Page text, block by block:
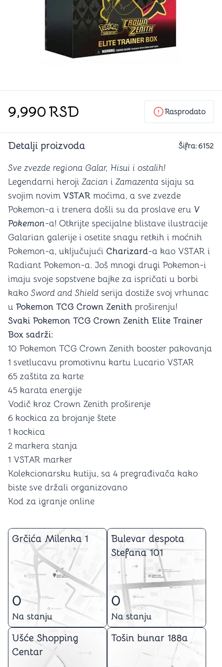
9,990RSD Rasprodato
Detalji proizvoda Šifra:6152
Sve zvezde regiona Galar, Hisui i ostalih!
Legendarni heroji Zacian i Zamazenta sijaju sa
svojim novim VSTAR moćima, a sve zvezde
Pokemon-a i trenera došli su da proslave eru V
Pokemon-a! Otkrijte specijalne blistave ilustracije
Galarian galerije i osetite snagu retkih i moćnih
Pokemon-a, uključujući Charizard-a kao VSTAR i
Radiant Pokemon-a. Još mnogi drugi Pokemon-i
imaju svoje sopstvene bajke za ispričati u borbi
kako Sword and Shield serija dostiže svoj vrhunac
u Pokemon TCG Crown Zenith proširenju!
Svaki Pokemon TCG Crown Zenith Elite Trainer
Box sadrži:
10 Pokemon TCG Crown Zenith booster pakovanja
1 svetlucavu promotivnu kartu Lucario VSTAR
65 zaštita za karte
45 karata energije
Vodič kroz Crown Zenith proširenje
6 kockica za brojanje štete
1 kockica
2 markera stanja
1 VSTAR marker
Kolekcionarsku kutiju, sa 4 pregrađivača kako
biste sve držali organizovano
Kod za igranje online
Grčića Milenka 1
0
Na stanju
Bulevar despota
Stefana 101
0
Na stanju
Ušće Shopping
Centar
Tošin bunar 188a